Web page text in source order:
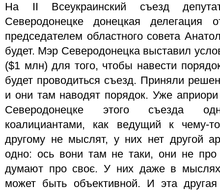
На II Всеукраинский съезд
Северодонецке донецкая делегация
председателем областного совета
будет. Мэр Северодонецка выставил
($1 млн) для того, чтобы навести
будет проводиться съезд. Приняли
и они там наводят порядок. Уже
Северодонецке этого съезда
коалициантами, как ведущий к чему-
другому не мыслят, у них нет другой
одно: ось вони там не таки, они не
думают про своє. У них даже в
может быть объективной. И эта